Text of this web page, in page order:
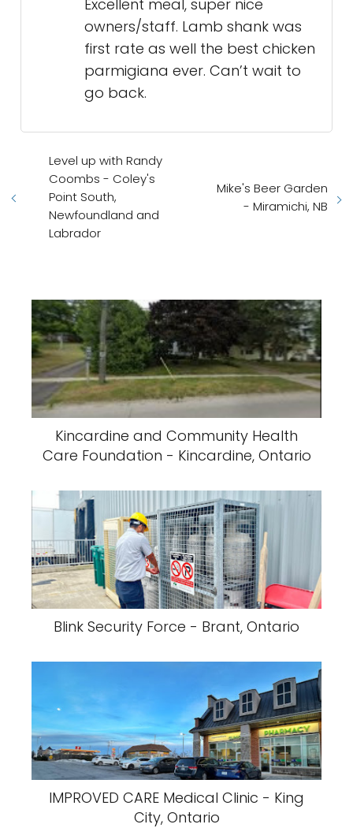
Excellent meal, super nice
owners/staff. Lamb shank was
first rate as well the best chicken
parmigiana ever. Can’t wait to
go back.
Level up with Randy
Coombs - Coley's
Point South,
Newfoundland and
Labrador
Mike's Beer Garden
- Miramichi, NB
Kincardine and Community Health
Care Foundation - Kincardine, Ontario
Blink Security Force - Brant, Ontario
IMPROVED CARE Medical Clinic - King
City, Ontario